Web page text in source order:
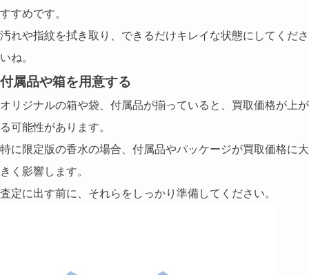
すすめです。
汚れや指紋を拭き取り、できるだけキレイな状態にしてくださ
いね。
付属品や箱を用意する
オリジナルの箱や袋 、付属品が揃っていると、買取価格が上が
る可能性があります。
特に限定版の香水の場合、付属品やパッケージが買取価格に大
きく影響します。
査定に出す前に、それらをしっかり準備してください。